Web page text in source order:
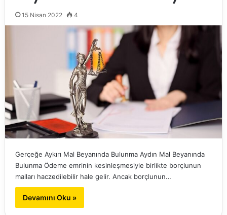
15 Nisan 2022 4
Gerçeğe Aykırı Mal Beyanında Bulunma Aydın Mal Beyanında
Bulunma Ödeme emrinin kesinleşmesiyle birlikte borçlunun
malları haczedilebilir hale gelir. Ancak borçlunun…
Devamını Oku »